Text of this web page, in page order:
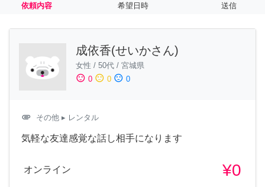
依頼内容 希望日時 送信
成依香(せいかさん)
女性 / 50代 / 宮城県
sentiment_satisfied 0 sentiment_neutral 0 sentiment_dissatisfied 0
attachment その他 ▸ レンタル
気軽な友達感覚な話し相手になります
オンライン ¥0